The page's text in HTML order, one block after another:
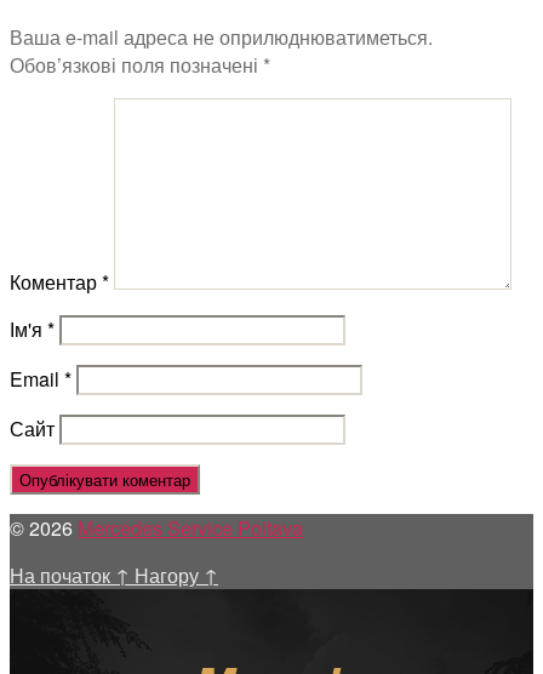
Ваша e-mail адреса не оприлюднюватиметься.
Обов’язкові поля позначені *
Коментар*
Ім'я *
Email *
Сайт
© 2026 Mercedes Service Poltava
На початок ↑ Нагору ↑